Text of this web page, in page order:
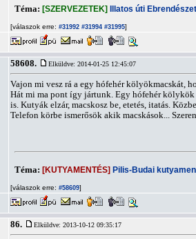
Téma: [SZERVEZETEK] Illatos úti
[válaszok erre: #31992 #31994 #31995]
58608. Elküldve: 2014-01-25 12:45:07
Vajon mi vesz rá a egy hófehér kölyökmacskát,
Hát mi ma pont így jártunk. Egy hófehér kölykök
is. Kutyák elzár, macskosz be, etetés, itatás.
Telefon körbe ismerősök akik macskások...
Téma: [KUTYAMENTÉS] Pilis-Budai
[válaszok erre: #58609]
86. Elküldve: 2013-10-12 09:35:17